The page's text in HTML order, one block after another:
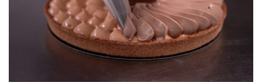
SUPER U